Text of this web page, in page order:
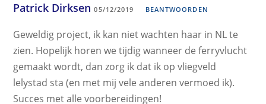
Patrick Dirksen 05/12/2019 BEANTWOORDEN
Geweldig project, ik kan niet wachten haar in NL te
zien. Hopelijk horen we tijdig wanneer de ferryvlucht
gemaakt wordt, dan zorg ik dat ik op vliegveld
lelystad sta (en met mij vele anderen vermoed ik).
Succes met alle voorbereidingen!